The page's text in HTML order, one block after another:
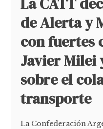
de Alerta y
con fuertes
Javier
sobre el
transporte
La Confederación